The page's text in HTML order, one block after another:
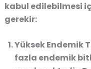
kabul edilebilmesi
gerekir:
Yüksek Endemik
fazla endemik